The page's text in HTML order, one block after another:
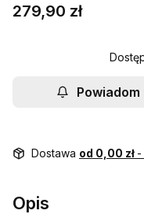
Cena
279,90 zł
Dostawa od 0,00 zł -
Opis